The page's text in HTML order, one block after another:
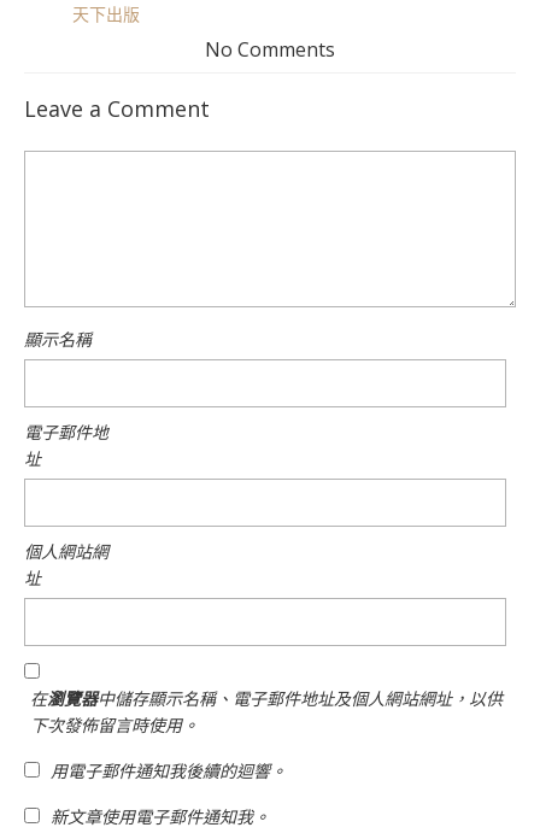
天下出版
No Comments
Leave a Comment
顯示名稱
電子郵件地
址
個人網站網
址
在瀏覽器中儲存顯示名稱、電子郵件地址及個人網站網址，以供
下次發佈留言時使用。
用電子郵件通知我後續的迴響。
新文章使用電子郵件通知我。